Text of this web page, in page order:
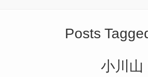
Posts
小川山